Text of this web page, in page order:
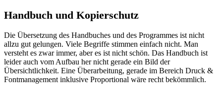
Handbuch und Kopierschutz
Die Übersetzung des Handbuches und des Programmes ist nicht
allzu gut gelungen. Viele Begriffe stimmen einfach nicht. Man
versteht es zwar immer, aber es ist nicht schön. Das Handbuch ist
leider auch vom Aufbau her nicht gerade ein Bild der
Übersichtlichkeit. Eine Überarbeitung, gerade im Bereich Druck &
Fontmanagement inklusive Proportional wäre recht bekömmlich.